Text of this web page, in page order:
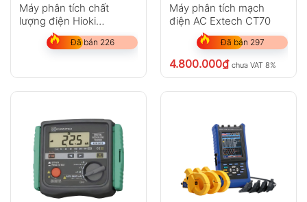
Máy phân tích chất
lượng điện Hioki
PW3360-21
Đã bán 226
Máy phân tích mạch
điện AC Extech CT70
Đã bán 297
4.800.000₫ chưa VAT 8%